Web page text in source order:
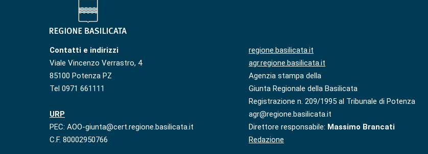
Contatti e indirizzi
Viale Vincenzo Verrastro, 4
85100 Potenza PZ
Tel 0971 661111
URP
PEC: AOO-giunta@cert.regione.basilicata.it
C.F. 80002950766
regione.basilicata.it
agr.regione.basilicata.it
Agenzia stampa della
Giunta Regionale della Basilicata
Registrazione n. 209/1995 al Tribunale di Potenza
agr@regione.basilicata.it
Direttore responsabile: Massimo Brancati
Redazione